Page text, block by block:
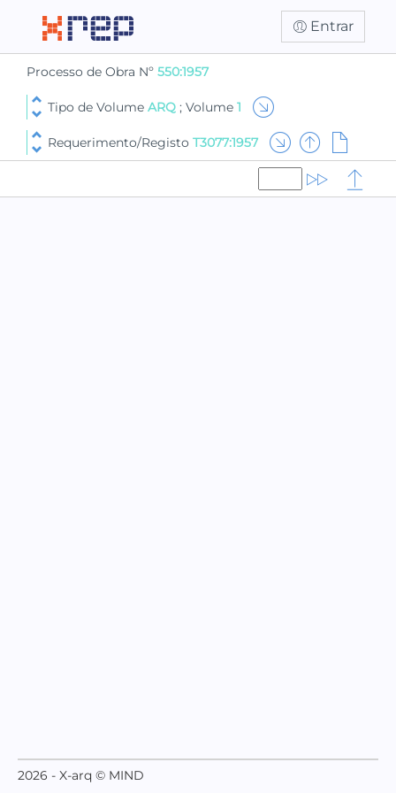
Entrar
Processo de Obra Nº 550:1957
Tipo de Volume ARQ ; Volume 1
Requerimento/Registo T3077:1957
2026 - X-arq © MIND